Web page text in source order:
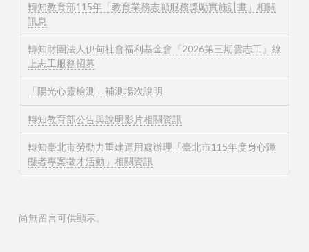
轉知教育部115年「教育業務志願服務獎勵實施計畫」相關
訊息
轉知財團法人伊甸社會福利基金會『2026第三期雲志工』線
上志工服務招募
「陽光心靈檢測」補測場次說明
轉知教育部公告與說明影片相關資訊
轉知臺北市勞動力重建運用處辦理「臺北市115年度身心障
礙者專案徵才活動」相關資訊
尚無留言可供顯示。